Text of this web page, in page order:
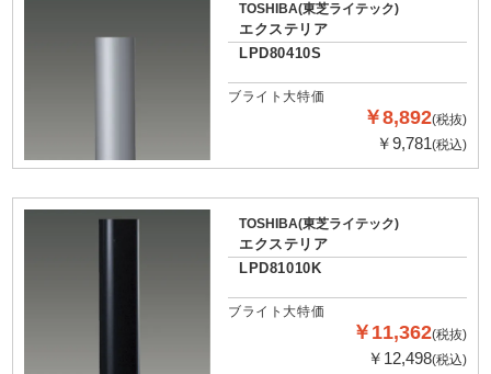
TOSHIBA(東芝ライテック)
エクステリア
LPD80410S
ブライト大特価
￥8,892(税抜)
￥9,781(税込)
TOSHIBA(東芝ライテック)
エクステリア
LPD81010K
ブライト大特価
￥11,362(税抜)
￥12,498(税込)